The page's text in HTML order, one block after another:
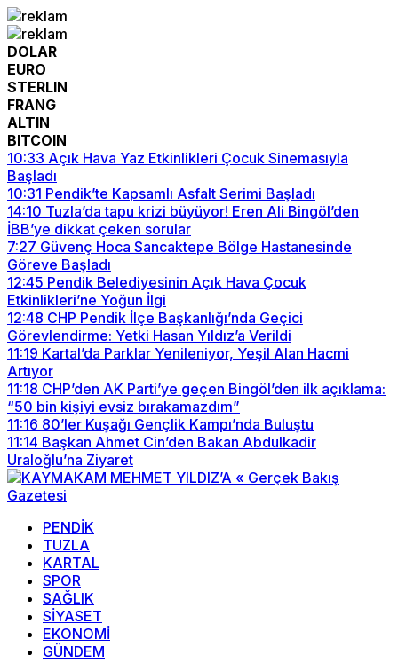
DOLAR
EURO
STERLIN
FRANG
ALTIN
BITCOIN
10:33 Açık Hava Yaz Etkinlikleri Çocuk Sinemasıyla
Başladı
10:31 Pendik’te Kapsamlı Asfalt Serimi Başladı
14:10 Tuzla’da tapu krizi büyüyor! Eren Ali Bingöl’den
İBB’ye dikkat çeken sorular
7:27 Güvenç Hoca Sancaktepe Bölge Hastanesinde
Göreve Başladı
12:45 Pendik Belediyesinin Açık Hava Çocuk
Etkinlikleri’ne Yoğun İlgi
12:48 CHP Pendik İlçe Başkanlığı’nda Geçici
Görevlendirme: Yetki Hasan Yıldız’a Verildi
11:19 Kartal’da Parklar Yenileniyor, Yeşil Alan Hacmi
Artıyor
11:18 CHP’den AK Parti’ye geçen Bingöl’den ilk açıklama:
“50 bin kişiyi evsiz bırakamazdım”
11:16 80’ler Kuşağı Gençlik Kampı’nda Buluştu
11:14 Başkan Ahmet Cin’den Bakan Abdulkadir
Uraloğlu’na Ziyaret
PENDİK
TUZLA
KARTAL
SPOR
SAĞLIK
SİYASET
EKONOMİ
GÜNDEM